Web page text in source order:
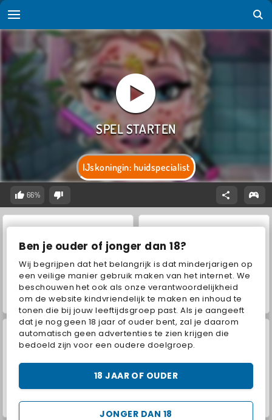
Ben je ouder of jonger dan 18?
Wij begrijpen dat het belangrijk is dat minderjarigen op
een veilige manier gebruik maken van het internet. We
beschouwen het ook als onze verantwoordelijkheid
om de website kindvriendelijk te maken en inhoud te
tonen die bij jouw leeftijdsgroep past. Als je aangeeft
dat je nog geen 18 jaar of ouder bent, zal je daarom
automatisch geen advertenties te zien krijgen die
bedoeld zijn voor een oudere doelgroep.
JONGER DAN 18
18 JAAR OF OUDER
IJskoningin: huidspecialist
66%
ASMR Makeover & Makeup Studio VegaMix Da Vinci Puzzles